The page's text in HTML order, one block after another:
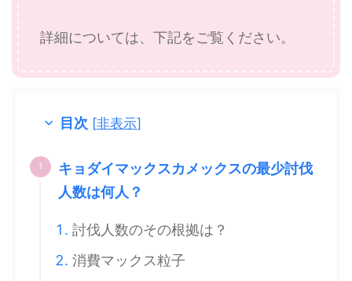
詳細については、下記をご覧ください。
目次 [非表示]
キョダイマックスカメックスの最少討伐
人数は何人？
討伐人数のその根拠は？
消費マックス粒子